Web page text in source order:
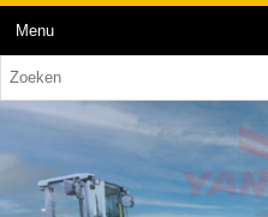
Menu